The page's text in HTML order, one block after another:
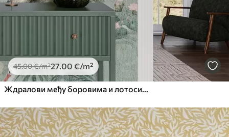
45.00€/m²27.00 €/m²
Ждралови међу боровима и лотосима на мирној зеленој позадини